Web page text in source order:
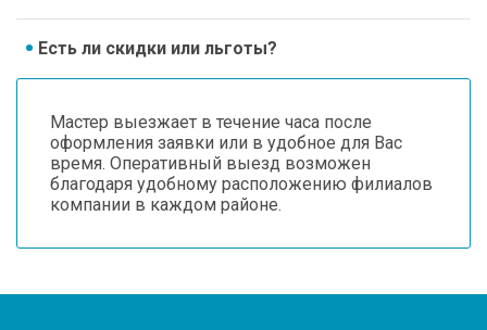
Есть ли скидки или льготы?
Мастер выезжает в течение часа после
оформления заявки или в удобное для Вас
время. Оперативный выезд возможен
благодаря удобному расположению филиалов
компании в каждом районе.